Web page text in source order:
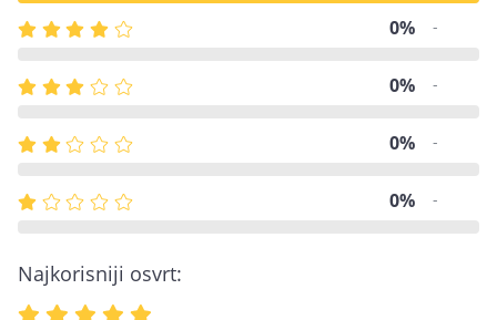
0% -
0% -
0% -
0% -
Najkorisniji osvrt: